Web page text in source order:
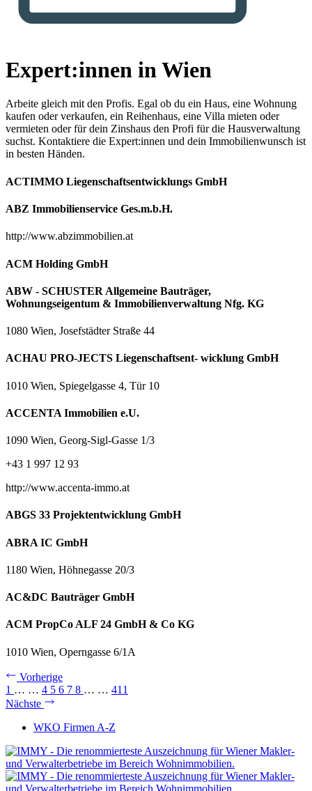
Expert:innen in Wien
Arbeite gleich mit den Profis. Egal ob du ein Haus, eine Wohnung
kaufen oder verkaufen, ein Reihenhaus, eine Villa mieten oder
vermieten oder für dein Zinshaus den Profi für die Hausverwaltung
suchst. Kontaktiere die Expert:innen und dein Immobilienwunsch ist
in besten Händen.
ACTIMMO Liegenschaftsentwicklungs GmbH
ABZ Immobilienservice Ges.m.b.H.
http://www.abzimmobilien.at
ACM Holding GmbH
ABW - SCHUSTER Allgemeine Bauträger,
Wohnungseigentum & Immobilienverwaltung Nfg. KG
1080 Wien, Josefstädter Straße 44
ACHAU PRO-JECTS Liegenschaftsent- wicklung GmbH
1010 Wien, Spiegelgasse 4, Tür 10
ACCENTA Immobilien e.U.
1090 Wien, Georg-Sigl-Gasse 1/3
+43 1 997 12 93
http://www.accenta-immo.at
ABGS 33 Projektentwicklung GmbH
ABRA IC GmbH
1180 Wien, Höhnegasse 20/3
AC&DC Bauträger GmbH
ACM PropCo ALF 24 GmbH & Co KG
1010 Wien, Operngasse 6/1A
Vorherige
1 … … 4 5 6 7 8 … … 411
Nächste
WKO Firmen A-Z